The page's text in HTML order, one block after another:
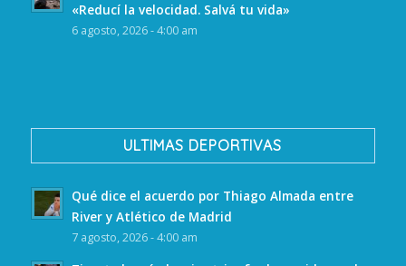
«Reducí la velocidad. Salvá tu vida»
6 agosto, 2026 - 4:00 am
ULTIMAS DEPORTIVAS
Qué dice el acuerdo por Thiago Almada entre
River y Atlético de Madrid
7 agosto, 2026 - 4:00 am